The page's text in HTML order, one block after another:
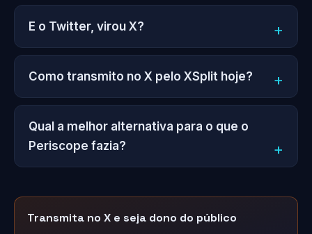
E o Twitter, virou X?
Como transmito no X pelo XSplit hoje?
Qual a melhor alternativa para o que o
Periscope fazia?
Transmita no X e seja dono do público